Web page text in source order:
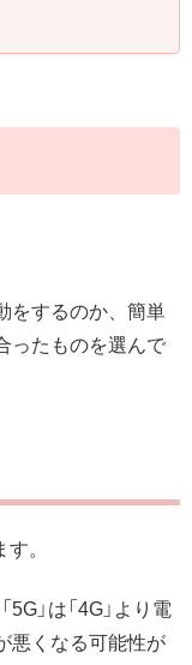
をするのか、簡単
ったものを選んで
す。
」は「4G」より電
悪くなる可能性が